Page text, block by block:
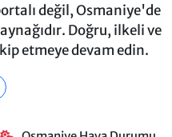
değil, Osmaniye'de
Doğru, ilkeli ve
etmeye devam edin.